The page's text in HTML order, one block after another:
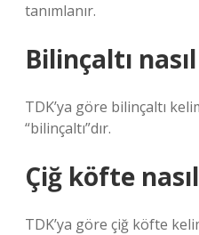
tanımlanır.
Bilinçaltı nasıl
TDK’ya göre bilinçaltı
“bilinçaltı”dır.
Çiğ köfte
TDK’ya göre çiğ köfte